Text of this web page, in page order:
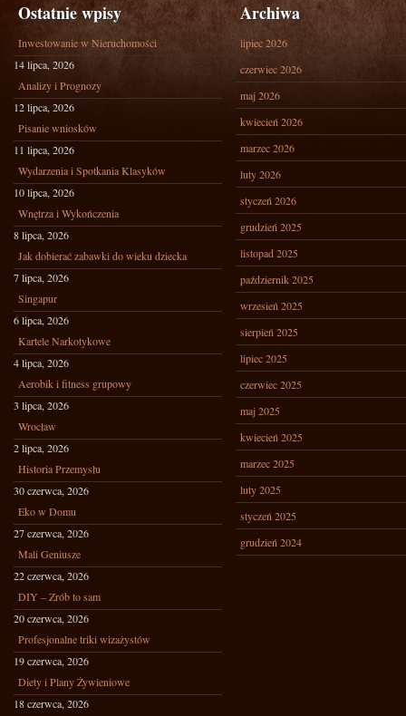
Ostatnie wpisy
Inwestowanie w Nieruchomości
14 lipca, 2026
Analizy i Prognozy
12 lipca, 2026
Pisanie wniosków
11 lipca, 2026
Wydarzenia i Spotkania Klasyków
10 lipca, 2026
Wnętrza i Wykończenia
8 lipca, 2026
Jak dobierać zabawki do wieku dziecka
7 lipca, 2026
Singapur
6 lipca, 2026
Kartele Narkotykowe
4 lipca, 2026
Aerobik i fitness grupowy
3 lipca, 2026
Wrocław
2 lipca, 2026
Historia Przemysłu
30 czerwca, 2026
Eko w Domu
27 czerwca, 2026
Mali Geniusze
22 czerwca, 2026
DIY – Zrób to sam
20 czerwca, 2026
Profesjonalne triki wizażystów
19 czerwca, 2026
Diety i Plany Żywieniowe
18 czerwca, 2026
Archiwa
lipiec 2026
czerwiec 2026
maj 2026
kwiecień 2026
marzec 2026
luty 2026
styczeń 2026
grudzień 2025
listopad 2025
październik 2025
wrzesień 2025
sierpień 2025
lipiec 2025
czerwiec 2025
maj 2025
kwiecień 2025
marzec 2025
luty 2025
styczeń 2025
grudzień 2024